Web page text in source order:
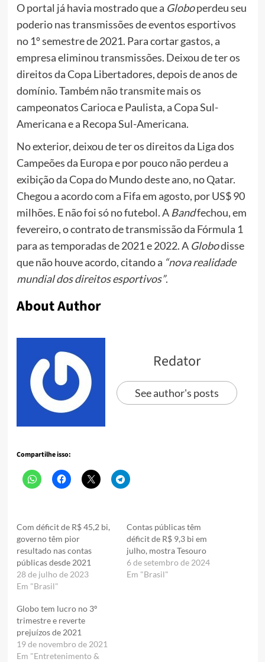
O portal já havia mostrado que a Globoperdeu seu
poderio nas transmissões de eventos esportivos
no 1º semestre de 2021. Para cortar gastos, a
empresa eliminou transmissões. Deixou de ter os
direitos da Copa Libertadores, depois de anos de
domínio. Também não transmite mais os
campeonatos Carioca e Paulista, a Copa Sul-
Americana e a Recopa Sul-Americana.
No exterior, deixou de ter os direitos da Liga dos
Campeões da Europa e por pouco não perdeu a
exibição da Copa do Mundo deste ano, no Qatar.
Chegou a acordo com a Fifa em agosto, por US$ 90
milhões. E não foi só no futebol. A Bandfechou, em
fevereiro, o contrato de transmissão da Fórmula 1
para as temporadas de 2021 e 2022. A Globodisse
que não houve acordo, citando a “nova realidade
mundial dos direitos esportivos”.
About Author
Redator
See author's posts
Compartilhe isso:
Com déficit de R$ 45,2 bi,
governo têm pior
resultado nas contas
públicas desde 2021
28 de julho de 2023
Em "Brasil"
Contas públicas têm
déficit de R$ 9,3 bi em
julho, mostra Tesouro
6 de setembro de 2024
Em "Brasil"
Globo tem lucro no 3º
trimestre e reverte
prejuízos de 2021
19 de novembro de 2021
Em "Entretenimento &